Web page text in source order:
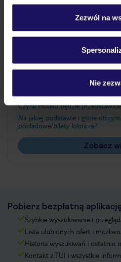
personalizować swój wybór
Szczegółowe informacje o
Zezwól na
Nie
Ważne informacje
Często zadawane
Czy w Hotelu będzie
Na jakiej podstawie i gdzie
pokładowe/bilety lotnicze?
Zobacz
Pobierz bezpłatną
Szybkie wyszukiwanie i
Lista ulubionych ofert i
Historia wyszukiwań i ostatnio
Kontakt z TUI i wszystkie